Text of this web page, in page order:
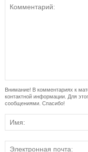
Внимание! В комментариях к
контактной информации. Для
сообщениями. Спасибо!